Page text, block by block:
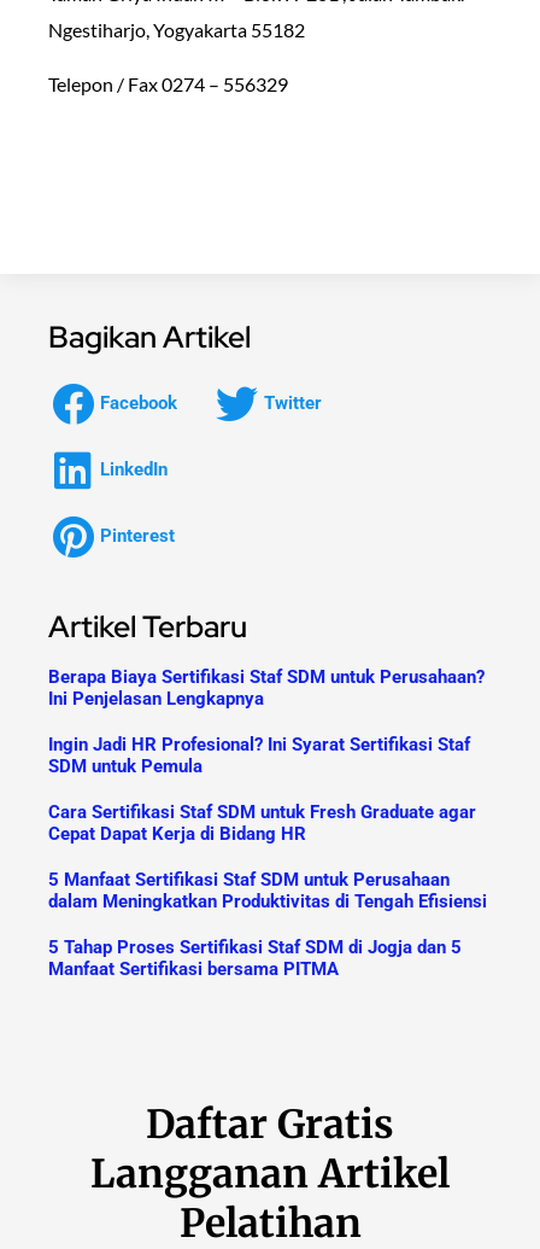
Ngestiharjo, Yogyakarta 55182
Telepon / Fax 0274 – 556329
Bagikan Artikel
Facebook Twitter
LinkedIn
Pinterest
Artikel Terbaru
Berapa Biaya Sertifikasi Staf SDM untuk Perusahaan?
Ini Penjelasan Lengkapnya
Ingin Jadi HR Profesional? Ini Syarat Sertifikasi Staf
SDM untuk Pemula
Cara Sertifikasi Staf SDM untuk Fresh Graduate agar
Cepat Dapat Kerja di Bidang HR
5 Manfaat Sertifikasi Staf SDM untuk Perusahaan
dalam Meningkatkan Produktivitas di Tengah Efisiensi
5 Tahap Proses Sertifikasi Staf SDM di Jogja dan 5
Manfaat Sertifikasi bersama PITMA
Daftar Gratis
Langganan Artikel
Pelatihan